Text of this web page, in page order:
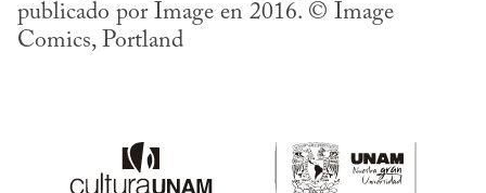
publicado por Image en 2016. © Image
Comics, Portland